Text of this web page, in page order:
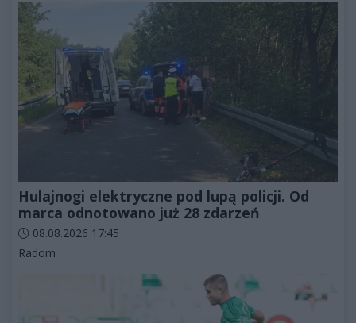
Hulajnogi elektryczne pod lupą policji. Od
marca odnotowano już 28 zdarzeń
Data dodania artykułu:
08.08.2026 17:45
Kategorie artykułu:
Radom